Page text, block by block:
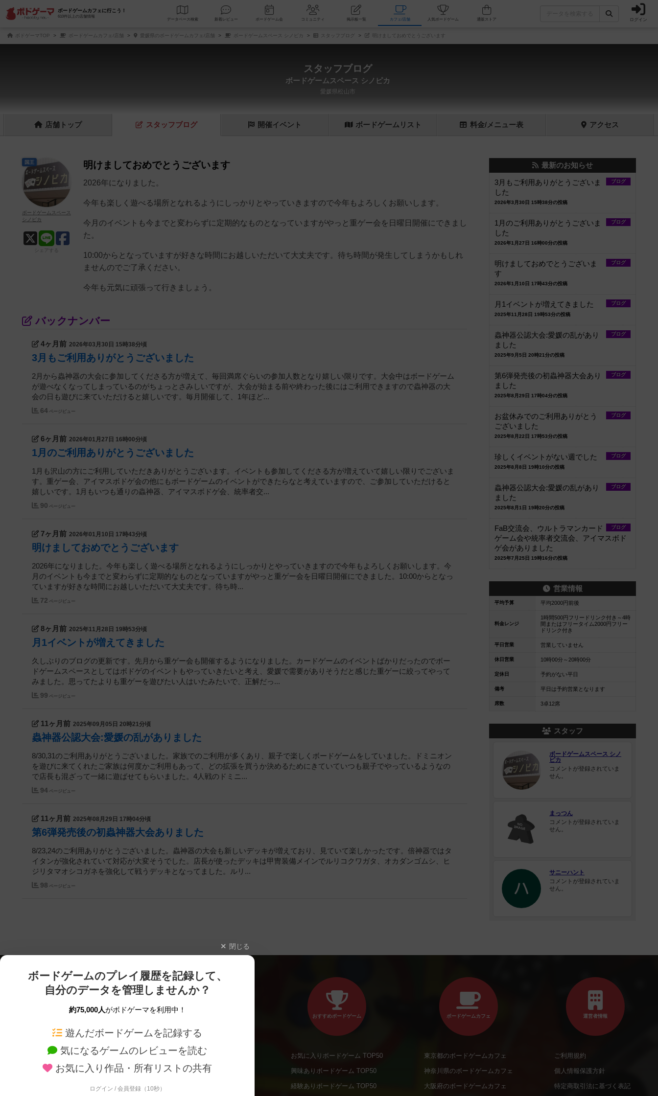
ボードゲームカフェに行こう！
610件以上の店舗情報
データベース 検索 新着レビュー ボードゲーム会 コミュニティ 掲示板一覧 カフェ/店舗 人気ボードゲーム ログイン
ボドゲーマTOP ボードゲームカフェ/店舗 愛媛県のボードゲームカフェ/店舗 ボードゲームスペース シノピカ スタッフブログ 明けましておめでとうございます
スタッフブログ
ボードゲームスペース シノピカ
愛媛県松山市
店舗 トップ スタッフブログ 開催イベント ボードゲーム リスト 料金/メニュー表 アクセス
明けましておめでとうございます
2026年になりました。
今年も楽しく遊べる場所となれるようにしっかりとやっていきますので今年もよろしくお願いします。
今月のイベントも今までと変わらずに定期的なものとなっていますがやっと重ゲー会を日曜日開催にできまし
た。
10:00からとなっていますが好きな時間にお越しいただいて大丈夫です。待ち時間が発生してしまうかもしれ
ませんのでご了承ください。
今年も元気に頑張って行きましょう。
国王
ボードゲームスペース
シノピカ
シェアする
バックナンバー
4ヶ月前 2026年03月30日 15時38分頃
3月もご利用ありがとうございました
2月から蟲神器の大会に参加してくださる方が増えて、毎回満席ぐらいの参加人数となり嬉しい限りです。大会中はボードゲーム
が遊べなくなってしまっているのがちょっとさみしいですが、大会が始まる前や終わった後にはご利用できますので蟲神器の大
会の日も遊びに来ていただけると嬉しいです。毎月開催して、1年ほど...
64 ページビュー
6ヶ月前 2026年01月27日 16時00分頃
1月のご利用ありがとうございました
1月も沢山の方にご利用していただきありがとうございます。イベントも参加してくださる方が増えていて嬉しい限りでございま
す。重ゲー会、アイマスボドゲ会の他にもボードゲームのイベントができたらなと考えていますので、ご参加していただけると
嬉しいです。1月もいつも通りの蟲神器、アイマスボドゲ会、統率者交...
90 ページビュー
7ヶ月前 2026年01月10日 17時43分頃
明けましておめでとうございます
2026年になりました。今年も楽しく遊べる場所となれるようにしっかりとやっていきますので今年もよろしくお願いします。今
月のイベントも今までと変わらずに定期的なものとなっていますがやっと重ゲー会を日曜日開催にできました。10:00からとなっ
ていますが好きな時間にお越しいただいて大丈夫です。待ち時...
72 ページビュー
8ヶ月前 2025年11月28日 19時53分頃
月1イベントが増えてきました
久しぶりのブログの更新です。先月から重ゲー会も開催するようになりました。カードゲームのイベントばかりだったのでボー
ドゲームスペースとしてはボドゲのイベントもやっていきたいと考え、愛媛で需要がありそうだと感じた重ゲーに絞ってやって
みました。思ってたよりも重ゲーを遊びたい人はいたみたいで、正解だっ...
99 ページビュー
11ヶ月前 2025年09月05日 20時21分頃
蟲神器公認大会:愛媛の乱がありました
8/30,31のご利用ありがとうございました。家族でのご利用が多くあり、親子で楽しくボードゲームをしていました。ドミニオン
を遊びに来てくれたご家族は何度かご利用もあって、どの拡張を買うか決めるためにきていていつも親子でやっているようなの
で店長も混ざって一緒に遊ばせてもらいました。4人戦のドミニ...
94 ページビュー
11ヶ月前 2025年08月29日 17時04分頃
第6弾発売後の初蟲神器大会ありました
8/23,24のご利用ありがとうございました。蟲神器の大会も新しいデッキが増えており、見ていて楽しかったです。倍神器ではタ
イタンが強化されていて対応が大変そうでした。店長が使ったデッキは甲冑装備メインでルリコクワガタ、オカダンゴムシ、ヒ
ジリタマオシコガネを強化して戦うデッキとなってました。ルリ...
98 ページビュー
最新のお知らせ
ブログ
3月もご利用ありがとうございま
した
2026年3月30日 15時38分の投稿
ブログ
1月のご利用ありがとうございま
した
2026年1月27日 16時00分の投稿
ブログ
明けましておめでとうございま
す
2026年1月10日 17時43分の投稿
ブログ
月1イベントが増えてきました
2025年11月28日 19時53分の投稿
ブログ
蟲神器公認大会:愛媛の乱があり
ました
2025年9月5日 20時21分の投稿
ブログ
第6弾発売後の初蟲神器大会あり
ました
2025年8月29日 17時04分の投稿
ブログ
お盆休みでのご利用ありがとう
ございました
2025年8月22日 17時53分の投稿
ブログ
珍しくイベントがない週でした
2025年8月8日 19時10分の投稿
ブログ
蟲神器公認大会:愛媛の乱があり
ました
2025年8月1日 19時20分の投稿
ブログ
FaB交流会、ウルトラマンカード
ゲーム会や統率者交流会、アイマスボド
ゲ会がありました
2025年7月25日 19時16分の投稿
営業情報
平均予算 平均2000円前後
料金レンジ
1時間500円フリードリンク付き～4時
間またはフリータイム2000円フリー
ドリンク付き
平日営業 営業していません
休日営業 10時00分～20時00分
定休日 予約がない平日
備考 平日は予約営業となります
席数 3卓12席
スタッフ
ボードゲームスペース シノ
ピカ
コメントが登録されていま
せん。
まっつん
コメントが登録されていま
せん。
サニーハント
コメントが登録されていま
せん。
閉じる
ボードゲームのプレイ履歴を記録して、
自分のデータを管理しませんか？
約75,000人がボドゲーマを利用中！
遊んだボードゲームを記録する
気になるゲームのレビューを読む
お気に入り作品・所有リストの共有
ログイン / 会員登録（10秒）
ボードゲームを検索する
ボードゲームの新着レビュー
新作・再入荷情報
定番ボードゲームの通販商品
国産ボードゲームの通販商品
おすすめボードゲーム
お気に入りボードゲーム TOP50
興味ありボードゲーム TOP50
経験ありボードゲーム TOP50
ボードゲームカフェ
東京都のボードゲームカフェ
神奈川県のボードゲームカフェ
大阪府のボードゲームカフェ
運営者情報
ご利用規約
個人情報保護方針
特定商取引法に基づく表記